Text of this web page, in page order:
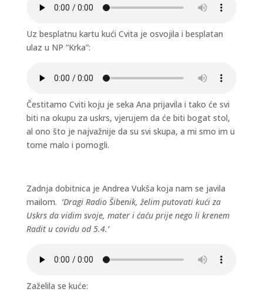
Uz besplatnu kartu kući Cvita je osvojila i besplatan
ulaz u NP “Krka”:
Čestitamo Cviti koju je seka Ana prijavila i tako će svi
biti na okupu za uskrs, vjerujem da će biti bogat stol,
al ono što je najvažnije da su svi skupa, a mi smo im u
tome malo i pomogli.
Zadnja dobitnica je Andrea Vukša koja nam se javila
mailom. ‘Dragi Radio Šibenik, želim putovati kući za
Uskrs da vidim svoje, mater i ćaću prije nego li krenem
Radit u covidu od 5.4.’
Zaželila se kuće: